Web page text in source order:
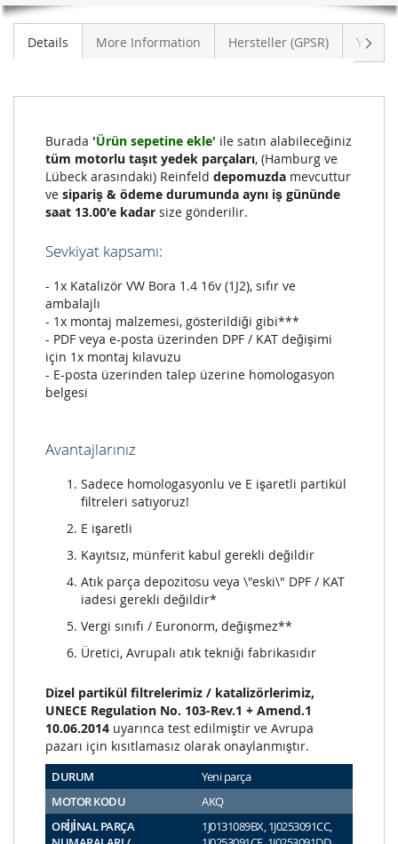
Details More Information Hersteller (GPSR)
Burada 'Ürün sepetine ekle' ile satın alabileceğiniz
tüm motorlu taşıt yedek parçaları, (Hamburg ve
Lübeck arasındaki) Reinfeld depomuzda mevcuttur
ve sipariş & ödeme durumunda aynı iş gününde
saat 13.00'e kadar size gönderilir.
Sevkiyat kapsamı:
- 1x Katalizör VW Bora 1.4 16v (1J2), sıfır ve
ambalajlı
- 1x montaj malzemesi, gösterildiği gibi***
- PDF veya e-posta üzerinden DPF / KAT değişimi
için 1x montaj kılavuzu
- E-posta üzerinden talep üzerine homologasyon
belgesi
Avantajlarınız
Sadece homologasyonlu ve E işaretli partikül
filtreleri satıyoruz!
E işaretli
Kayıtsız, münferit kabul gerekli değildir
Atık parça depozitosu veya \"eski\" DPF / KAT
iadesi gerekli değildir*
Vergi sınıfı / Euronorm, değişmez**
Üretici, Avrupalı atık tekniği fabrikasıdır
Dizel partikül filtrelerimiz / katalizörlerimiz,
UNECE Regulation No. 103-Rev.1 + Amend.1
10.06.2014 uyarınca test edilmiştir ve Avrupa
pazarı için kısıtlamasız olarak onaylanmıştır.
DURUM
Yeni parça
MOTOR KODU
AKQ
ORİJİNAL PARÇA
1J0131089BX, 1J0253091CC,